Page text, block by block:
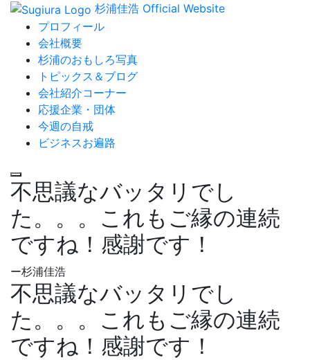
杉浦佳浩 Official Website
プロフィール
会社概要
杉浦のおもしろ写真
トピックス＆ブログ
会社紹介コーナー
応援企業・団体
今週の自戒
ビジネスお遍路
不思議なバッタリでし
た。。。これもご縁の連続
ですね！感謝です！
ー杉浦佳浩
不思議なバッタリでし
た。。。これもご縁の連続
ですね！感謝です！